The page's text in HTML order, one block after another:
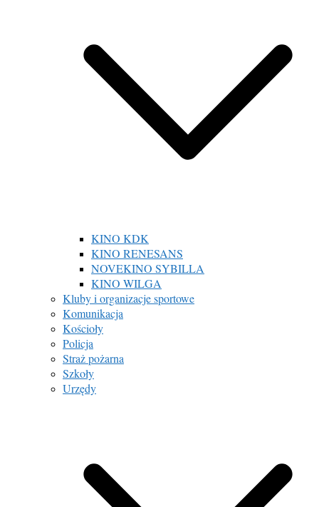
KINO KDK
KINO RENESANS
NOVEKINO SYBILLA
KINO WILGA
Kluby i organizacje sportowe
Komunikacja
Kościoły
Policja
Straż pożarna
Szkoły
Urzędy